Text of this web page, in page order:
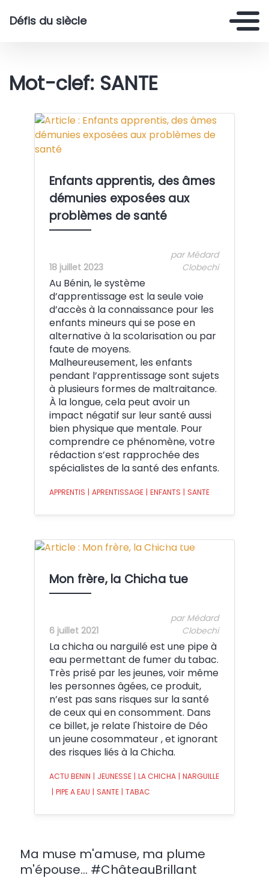
Défis du siècle
Mot-clef: SANTE
Enfants apprentis, des âmes
démunies exposées aux
problèmes de santé
18 juillet 2023
par Médard
Clobechi
Au Bénin, le système
d’apprentissage est la seule voie
d’accès à la connaissance pour les
enfants mineurs qui se pose en
alternative à la scolarisation ou par
faute de moyens.
Malheureusement, les enfants
pendant l’apprentissage sont sujets
à plusieurs formes de maltraitance.
À la longue, cela peut avoir un
impact négatif sur leur santé aussi
bien physique que mentale. Pour
comprendre ce phénomène, votre
rédaction s’est rapprochée des
spécialistes de la santé des enfants.
APPRENTIS | APRENTISSAGE | ENFANTS | SANTE
Crédit: iwaria.com
Mon frère, la Chicha tue
6 juillet 2021
par Médard
Clobechi
La chicha ou narguilé est une pipe à
eau permettant de fumer du tabac.
Très prisé par les jeunes, voir même
les personnes âgées, ce produit,
n’est pas sans risques sur la santé
de ceux qui en consomment. Dans
ce billet, je relate l'histoire de Déo
un jeune cosommateur , et ignorant
des risques liés à la Chicha.
ACTU BENIN | JEUNESSE | LA CHICHA | NARGUILLE
| PIPE A EAU | SANTE | TABAC
Ma muse m'amuse, ma plume
m'épouse... #ChâteauBrillant